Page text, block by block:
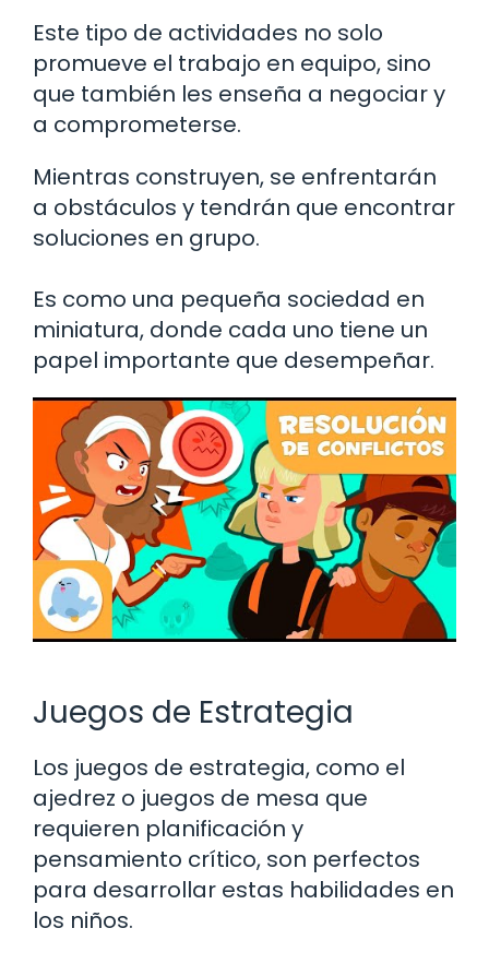
Este tipo de actividades no solo
promueve el trabajo en equipo, sino
que también les enseña a negociar y
a comprometerse.
Mientras construyen, se enfrentarán
a obstáculos y tendrán que encontrar
soluciones en grupo.
Es como una pequeña sociedad en
miniatura, donde cada uno tiene un
papel importante que desempeñar.
Juegos de Estrategia
Los juegos de estrategia, como el
ajedrez o juegos de mesa que
requieren planificación y
pensamiento crítico, son perfectos
para desarrollar estas habilidades en
los niños.